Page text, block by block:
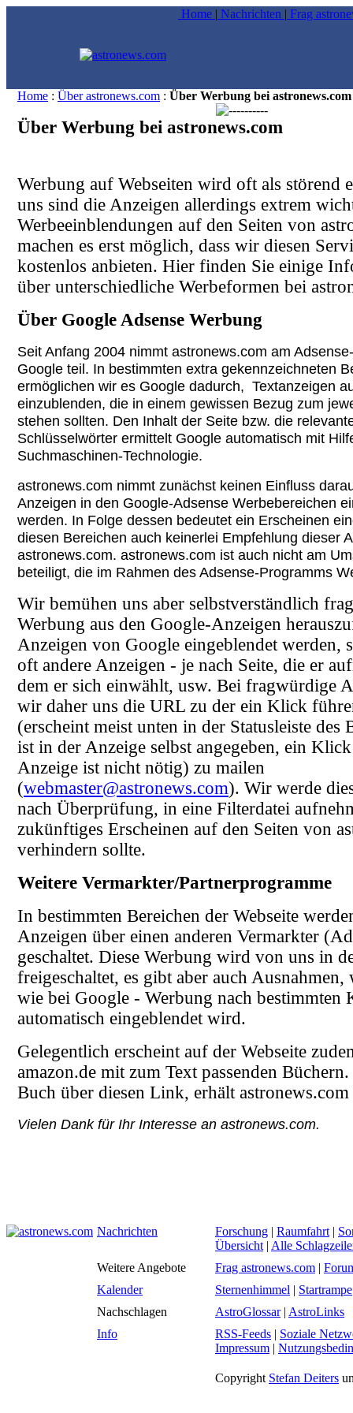
Home | Nachrichten | Frag
Home : Über astronews.com : Über Werbung bei astronews.com
Über Werbung bei astronews.com
Werbung auf Webseiten wird oft als störend
uns sind die Anzeigen allerdings extrem
Werbeeinblendungen auf den Seiten von
machen es erst möglich, dass wir diesen
kostenlos anbieten. Hier finden Sie einige
über unterschiedliche Werbeformen bei
Über Google Adsense Werbung
Seit Anfang 2004 nimmt astronews.com am
Google teil. In bestimmten extra gekennzeichneten
ermöglichen wir es Google dadurch, Textanzeigen
einzublenden, die in einem gewissen Bezug zum
stehen sollten. Den Inhalt der Seite bzw. die
Schlüsselwörter ermittelt Google automatisch mit
Suchmaschinen-Technologie.
astronews.com nimmt zunächst keinen Einfluss
Anzeigen in den Google-Adsense Werbebereichen
werden. In Folge dessen bedeutet ein Erscheinen
diesen Bereichen auch keinerlei Empfehlung dieser
astronews.com. astronews.com ist auch nicht am
beteiligt, die im Rahmen des Adsense-Programms
Wir bemühen uns aber selbstverständlich
Werbung aus den Google-Anzeigen
Anzeigen von Google eingeblendet werden,
oft andere Anzeigen - je nach Seite, die er
dem er sich einwählt, usw. Bei fragwürdige
wir daher uns die URL zu der ein Klick
(erscheint meist unten in der Statusleiste des
ist in der Anzeige selbst angegeben, ein
Anzeige ist nicht nötig) zu mailen
(webmaster@astronews.com). Wir werde
nach Überprüfung, in eine Filterdatei
zukünftiges Erscheinen auf den Seiten von
verhindern sollte.
Weitere Vermarkter/Partnerprogramme
In bestimmten Bereichen der Webseite
Anzeigen über einen anderen Vermarkter
geschaltet. Diese Werbung wird von uns in
freigeschaltet, es gibt aber auch
wie bei Google - Werbung nach bestimmten
automatisch eingeblendet wird.
Gelegentlich erscheint auf der Webseite
amazon.de mit zum Text passenden
Buch über diesen Link, erhält
Vielen Dank für Ihr Interesse an astronews.com.
Nachrichten Forschung | Raumfahrt |
Übersicht | Alle
Weitere Angebote
Frag astronews.com |
Kalender
Sternenhimmel | Startrampe
Nachschlagen
AstroGlossar| AstroLinks
Info
RSS-Feeds | Soziale
Impressum |
Copyright Stefan Deiters